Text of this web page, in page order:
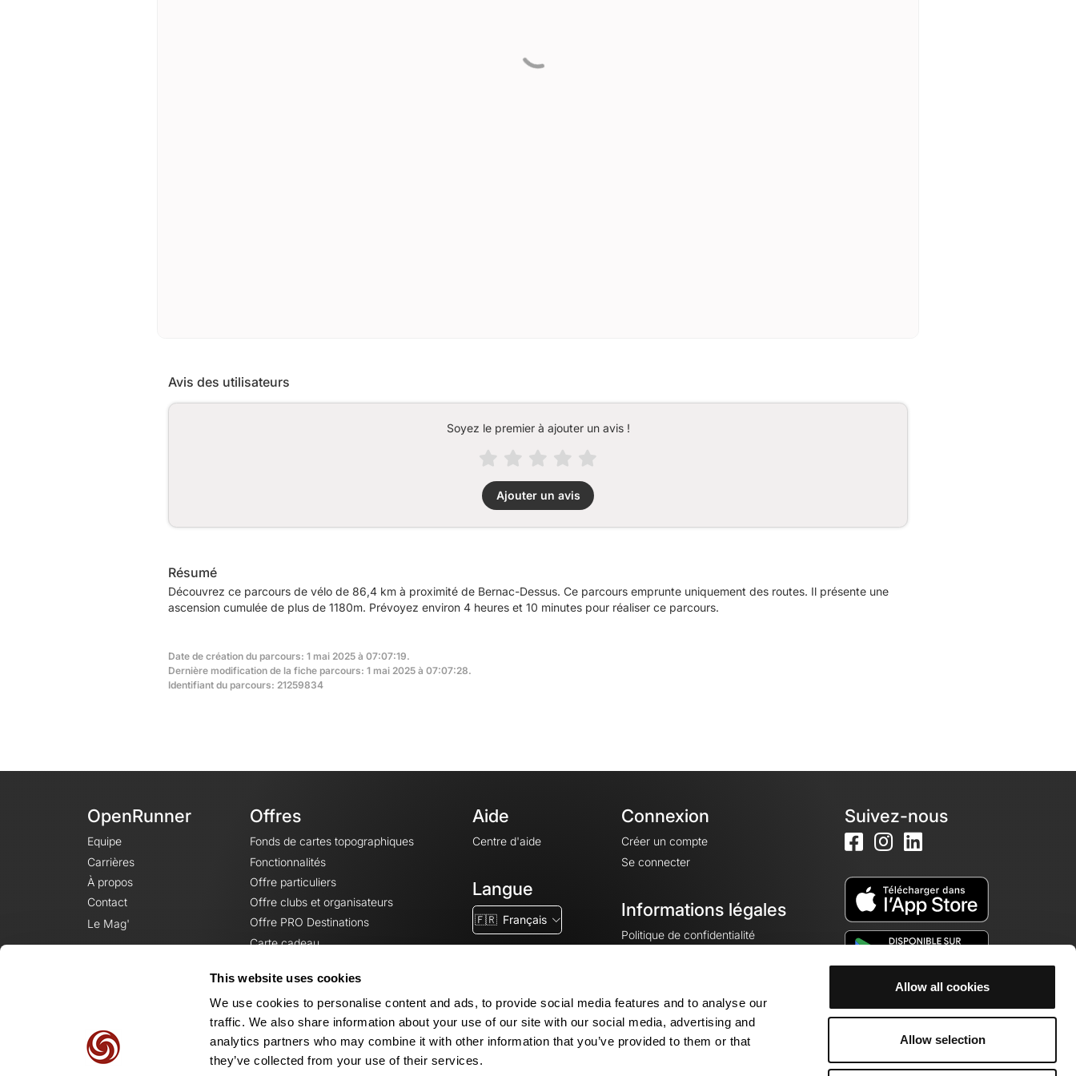
This website uses cookies
We use cookies to personalise content and ads, to provide social media features and to analyse our
traffic. We also share information about your use of our site with our social media, advertising and
analytics partners who may combine it with other information that you’ve provided to them or that
they’ve collected from your use of their services.
Allow all cookies
Allow selection
Avis des utilisateurs
Soyez le premier à ajouter un avis !
Ajouter un avis
Résumé
Découvrez ce parcours de vélo de 86,4 km à proximité de Bernac-Dessus. Ce parcours emprunte uniquement des routes. Il présente une
ascension cumulée de plus de 1180m. Prévoyez environ 4 heures et 10 minutes pour réaliser ce parcours.
Date de création du parcours: 1 mai 2025 à 07:07:19.
Dernière modification de la fiche parcours: 1 mai 2025 à 07:07:28.
Identifiant du parcours: 21259834
OpenRunner
Equipe
Carrières
À propos
Contact
Le Mag'
Offres
Fonds de cartes topographiques
Fonctionnalités
Offre particuliers
Offre clubs et organisateurs
Offre PRO Destinations
Carte cadeau
Aide
Centre d'aide
Langue
🇫🇷 Français
Connexion
Créer un compte
Se connecter
Informations légales
Politique de confidentialité
Mentions légales
Paramètres des cookies
Suivez-nous